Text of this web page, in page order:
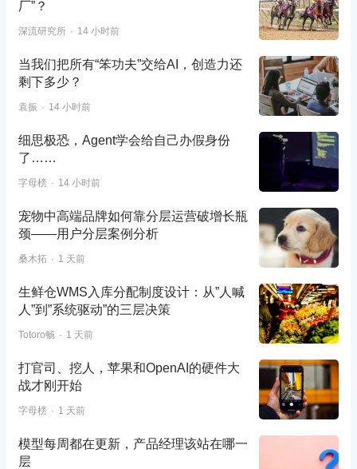
厂”？
深流研究所 14 小时前
当我们把所有“笨功夫”交给AI，创造力还
剩下多少？
袁振 14 小时前
细思极恐，Agent学会给自己办假身份
了……
字母榜 14 小时前
宠物中高端品牌如何靠分层运营破增长瓶
颈——用户分层案例分析
桑木拓 1 天前
生鲜仓WMS入库分配制度设计：从”人喊
人”到”系统驱动”的三层决策
Totoro畅 1 天前
打官司、挖人，苹果和OpenAI的硬件大
战才刚开始
字母榜 1 天前
模型每周都在更新，产品经理该站在哪一
层